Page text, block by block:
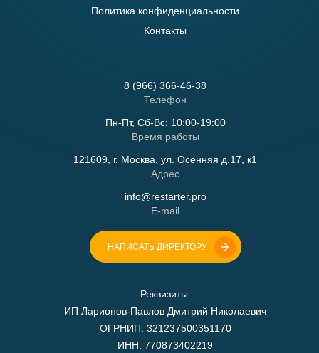
Политика конфиденциальности
Контакты
8 (966) 366-46-38
Телефон
Пн-Пт, Сб-Вс: 10:00-19:00
Время работы
121609, г. Москва, ул. Осенняя д.17, к1
Адрес
info@restarter.pro
E-mail
НАПИСАТЬ ДИРЕКТОРУ
Реквизиты:
ИП Ларионов-Павлов Дмитрий Николаевич
ОГРНИП: 321237500351170
ИНН: 770873402219